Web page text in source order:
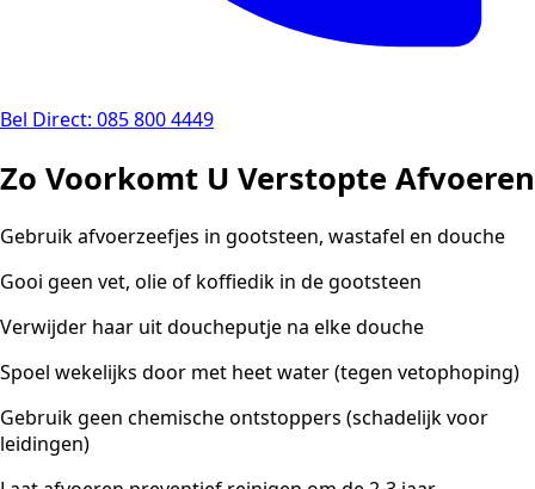
Bel Direct: 085 800 4449
Zo Voorkomt U Verstopte Afvoeren
Gebruik afvoerzeefjes in gootsteen, wastafel en douche
Gooi geen vet, olie of koffiedik in de gootsteen
Verwijder haar uit doucheputje na elke douche
Spoel wekelijks door met heet water (tegen vetophoping)
Gebruik geen chemische ontstoppers (schadelijk voor
leidingen)